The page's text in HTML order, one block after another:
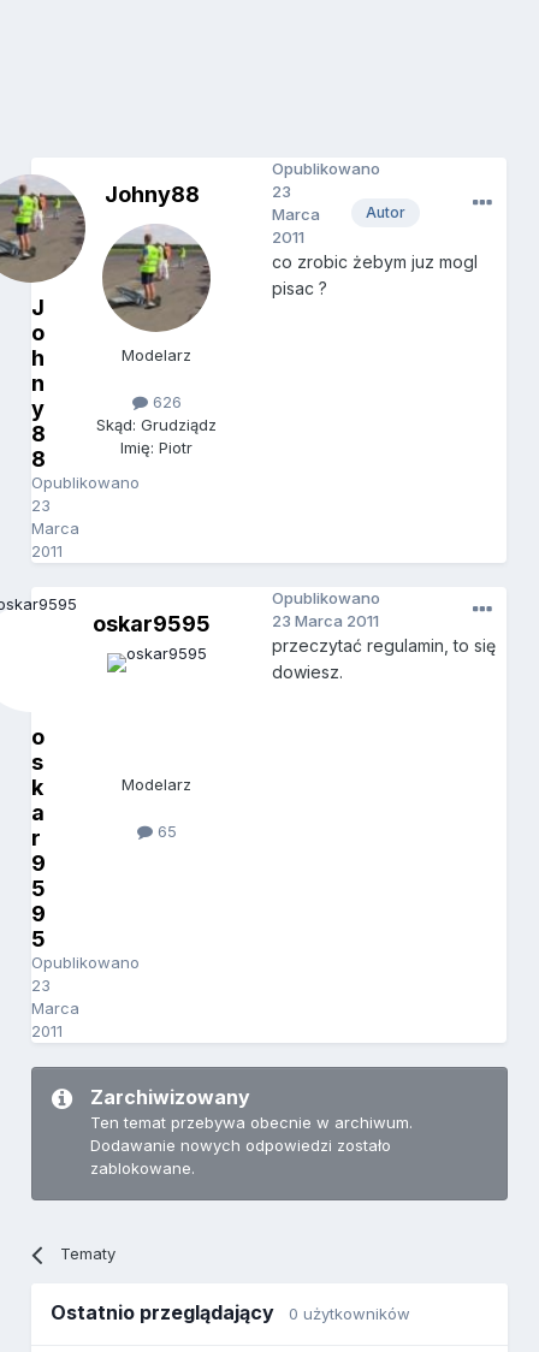
J
o
h
n
y
8
8
Opublikowano
23
Marca
2011
Johny88
Modelarz
626
Skąd: Grudziądz
Imię: Piotr
Autor
Opublikowano
23
Marca
2011
co zrobic żebym juz mogl
pisac ?
o
s
k
a
r
9
5
9
5
Opublikowano
23
Marca
2011
oskar9595
Modelarz
65
Opublikowano
23 Marca 2011
przeczytać regulamin, to się
dowiesz.
Zarchiwizowany
Ten temat przebywa obecnie w archiwum.
Dodawanie nowych odpowiedzi zostało
zablokowane.
Tematy
Ostatnio przeglądający 0 użytkowników